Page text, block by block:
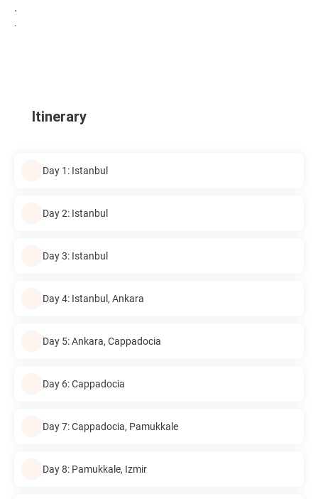
.
.
Itinerary
Day 1: Istanbul
Day 2: Istanbul
Day 3: Istanbul
Day 4: Istanbul, Ankara
Day 5: Ankara, Cappadocia
Day 6: Cappadocia
Day 7: Cappadocia, Pamukkale
Day 8: Pamukkale, Izmir